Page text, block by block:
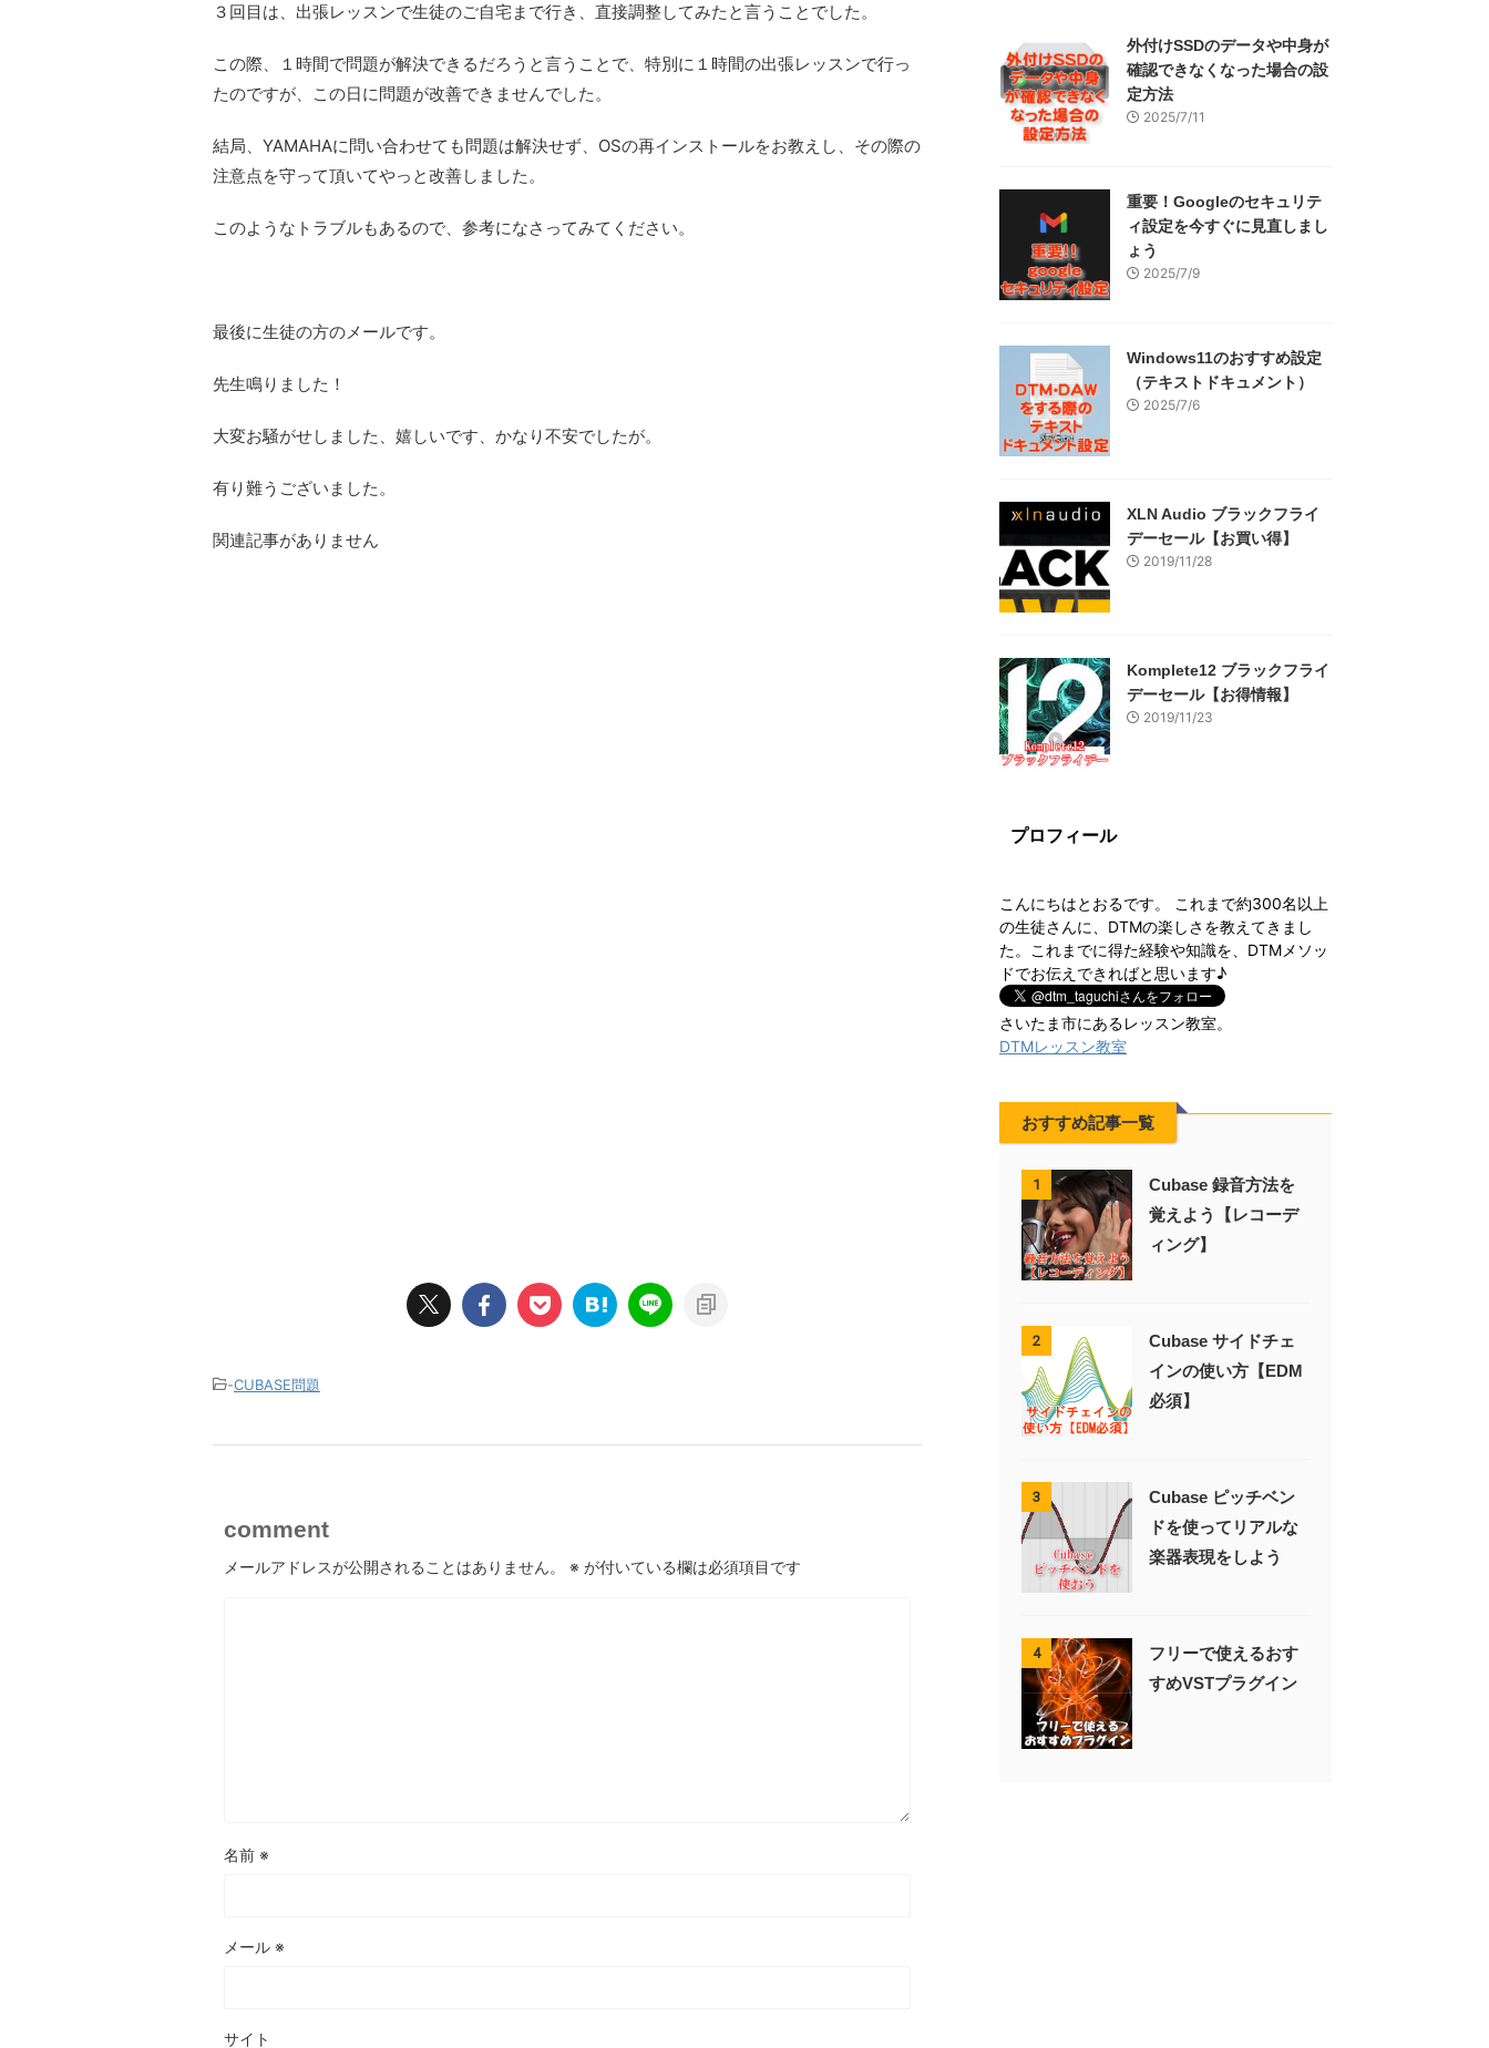
３回目は、出張レッスンで生徒のご自宅まで行き、直接調整してみたと言うことでした。
この際、１時間で問題が解決できるだろうと言うことで、特別に１時間の出張レッスンで行っ
たのですが、この日に問題が改善できませんでした。
結局、YAMAHAに問い合わせても問題は解決せず、OSの再インストールをお教えし、その際の
注意点を守って頂いてやっと改善しました。
このようなトラブルもあるので、参考になさってみてください。
最後に生徒の方のメールです。
先生鳴りました！
大変お騒がせしました、嬉しいです、かなり不安でしたが。
有り難うございました。
関連記事がありません
-CUBASE問題
comment
メールアドレスが公開されることはありません。 ※ が付いている欄は必須項目です
名前 ※
メール ※
サイト
外付けSSDのデータや中身が
確認できなくなった場合の設
定方法
2025/7/11
重要！Googleのセキュリテ
ィ設定を今すぐに見直しまし
ょう
2025/7/9
Windows11のおすすめ設定
（テキストドキュメント）
2025/7/6
XLN Audio ブラックフライ
デーセール【お買い得】
2019/11/28
Komplete12 ブラックフライ
デーセール【お得情報】
2019/11/23
プロフィール
こんにちはとおるです。 これまで約300名以上
の生徒さんに、DTMの楽しさを教えてきまし
た。これまでに得た経験や知識を、DTMメソッ
ドでお伝えできればと思います♪
さいたま市にあるレッスン教室。
DTMレッスン教室
おすすめ記事一覧
1
Cubase 録音方法を
覚えよう【レコーデ
ィング】
2
Cubase サイドチェ
インの使い方【EDM
必須】
3
Cubase ピッチベン
ドを使ってリアルな
楽器表現をしよう
4
フリーで使えるおす
すめVSTプラグイン